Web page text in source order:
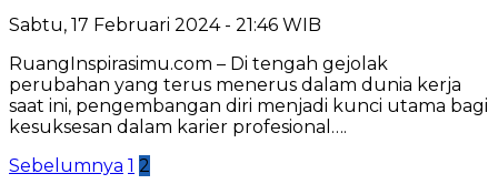
Sabtu, 17 Februari 2024 - 21:46 WIB
RuangInspirasimu.com – Di tengah gejolak
perubahan yang terus menerus dalam dunia kerja
saat ini, pengembangan diri menjadi kunci utama bagi
kesuksesan dalam karier profesional….
Paginasi
Sebelumnya 1 2